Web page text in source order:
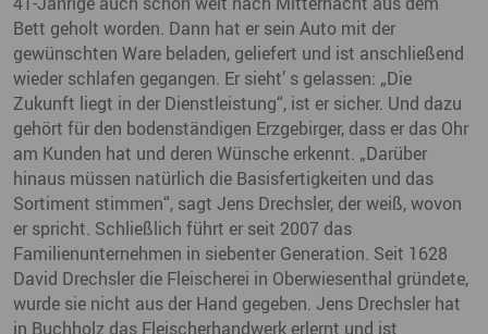
Bett geholt worden. Dann hat er sein Auto mit der
gewünschten Ware beladen, geliefert und ist anschließend
wieder schlafen gegangen. Er sieht’ s gelassen: „Die
Zukunft liegt in der Dienstleistung“, ist er sicher. Und dazu
gehört für den bodenständigen Erzgebirger, dass er das Ohr
am Kunden hat und deren Wünsche erkennt. „Darüber
hinaus müssen natürlich die Basisfertigkeiten und das
Sortiment stimmen“, sagt Jens Drechsler, der weiß, wovon
er spricht. Schließlich führt er seit 2007 das
Familienunternehmen in siebenter Generation. Seit 1628
David Drechsler die Fleischerei in Oberwiesenthal gründete,
wurde sie nicht aus der Hand gegeben. Jens Drechsler hat
in Buchholz das Fleischerhandwerk erlernt und ist